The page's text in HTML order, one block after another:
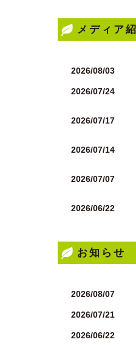
メディア
2026/08/03
2026/07/24
2026/07/17
2026/07/14
2026/07/07
2026/06/22
2026/06/01
2026/05/29
2026/05/13
2026/04/21
お知らせ
2026/08/07
2026/07/21
2026/06/22